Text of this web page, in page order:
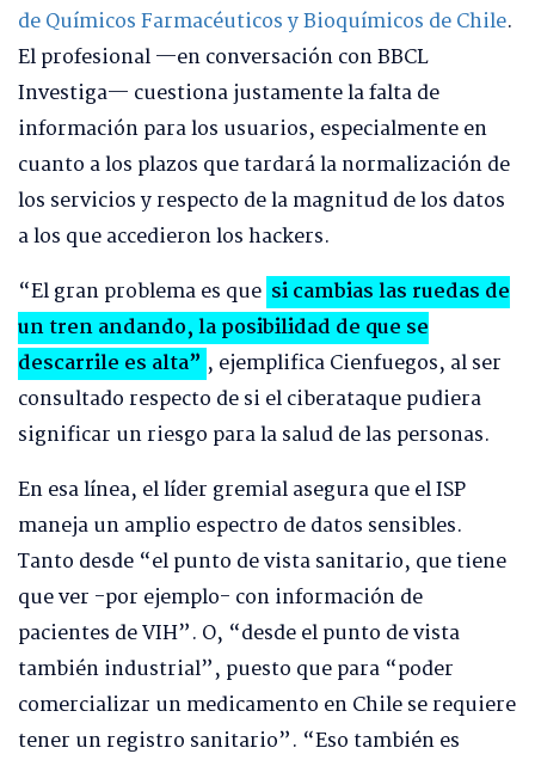
de Químicos Farmacéuticos y Bioquímicos de Chile.
El profesional —en conversación con BBCL
Investiga— cuestiona justamente la falta de
información para los usuarios, especialmente en
cuanto a los plazos que tardará la normalización de
los servicios y respecto de la magnitud de los datos
a los que accedieron los hackers.
“El gran problema es que si cambias las ruedas de
un tren andando, la posibilidad de que se
descarrile es alta” , ejemplifica Cienfuegos, al ser
consultado respecto de si el ciberataque pudiera
significar un riesgo para la salud de las personas.
En esa línea, el líder gremial asegura que el ISP
maneja un amplio espectro de datos sensibles.
Tanto desde “el punto de vista sanitario, que tiene
que ver -por ejemplo- con información de
pacientes de VIH”. O, “desde el punto de vista
también industrial”, puesto que para “poder
comercializar un medicamento en Chile se requiere
tener un registro sanitario”. “Eso también es